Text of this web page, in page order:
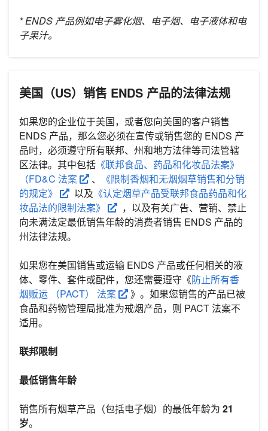
* ENDS 产品例如电子雾化烟、电子烟、电子液体和电
子果汁。
美国（US）销售 ENDS 产品的法律法规
如果您的企业位于美国，或者您向美国的客户销售
ENDS 产品，那么您必须在宣传或销售您的 ENDS 产
品时，必须遵守所有联邦、州和地方法律等司法管辖
区法律。其中包括 《联邦食品、药品和化妆品法案》
（FD&C 法案
、
《限制香烟和无烟烟草销售和分销
的规定》
以及 《认定烟草产品受联邦食品药品和化
妆品法的限制法案》
，以及有关广告、营销、禁止
向未满法定最低销售年龄的消费者销售 ENDS 产品的
州法律法规。
如果您在美国销售或运输 ENDS 产品或任何相关的液
体、零件、套件或配件，您还需要遵守《防止所有香
烟贩运 （PACT） 法案
》。如果您销售的产品已被
食品和药物管理局批准为戒烟产品，则 PACT 法案不
适用。
联邦限制
最低销售年龄
销售所有烟草产品（包括电子烟）的最低年龄为 21
岁。